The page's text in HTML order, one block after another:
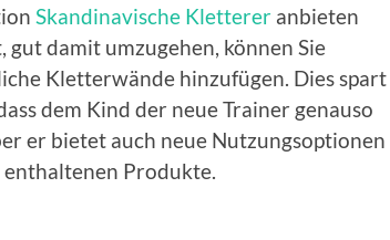
Skandinavische Kletterer anbieten
gut damit umzugehen, können Sie
Kletterwände hinzufügen. Dies spart
dem Kind der neue Trainer genauso
er bietet auch neue Nutzungsoptionen
Produkte.